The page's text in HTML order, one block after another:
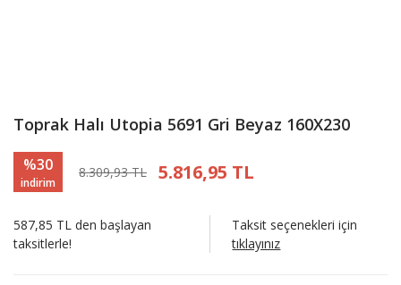
Toprak Halı Utopia 5691 Gri Beyaz 160X230
%30
indirim
8.309,93 TL 5.816,95 TL
587,85 TL den başlayan
taksitlerle!
Taksit seçenekleri için
tıklayınız